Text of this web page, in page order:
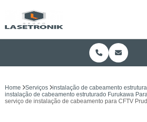
Home Serviços
instalação de cabeamento
instalação de cabeamento estruturado Furukawa
serviço de instalação de cabeamento para CFTV